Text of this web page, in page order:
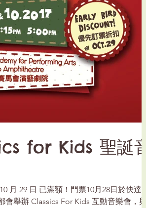
for Kids 聖誕音
月 29 日 已滿額！門票10月28日於快達票
舉辦 Classics For Kids 互動音樂會，與